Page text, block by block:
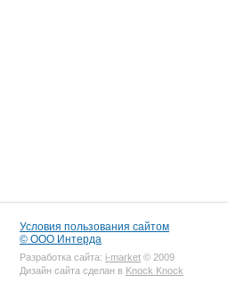
Условия пользования сайтом
© ООО Интерда
Разработка сайта: i-market © 2009
Дизайн сайта сделан в Knock Knock